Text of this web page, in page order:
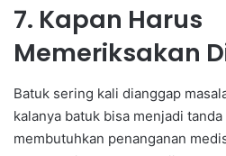
7. Kapan Harus
Memeriksakan
Batuk sering kali dianggap
kalanya batuk bisa menjadi
membutuhkan penanganan